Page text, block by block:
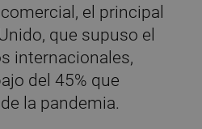
el principal
que supuso el
internacionales,
del 45% que
la pandemia.